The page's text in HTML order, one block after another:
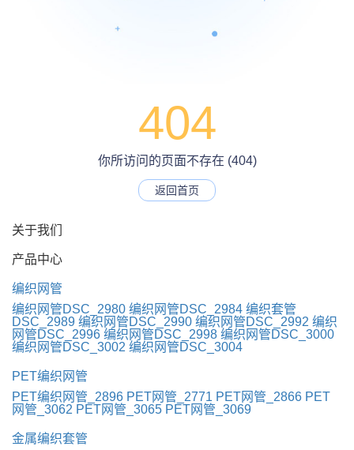
404
你所访问的页面不存在 (404)
返回首页
关于我们
产品中心
编织网管
编织网管DSC_2980 编织网管DSC_2984 编织套管
DSC_2989 编织网管DSC_2990 编织网管DSC_2992 编织
网管DSC_2996 编织网管DSC_2998 编织网管DSC_3000
编织网管DSC_3002 编织网管DSC_3004
PET编织网管
PET编织网管_2896 PET网管_2771 PET网管_2866 PET
网管_3062 PET网管_3065 PET网管_3069
金属编织套管